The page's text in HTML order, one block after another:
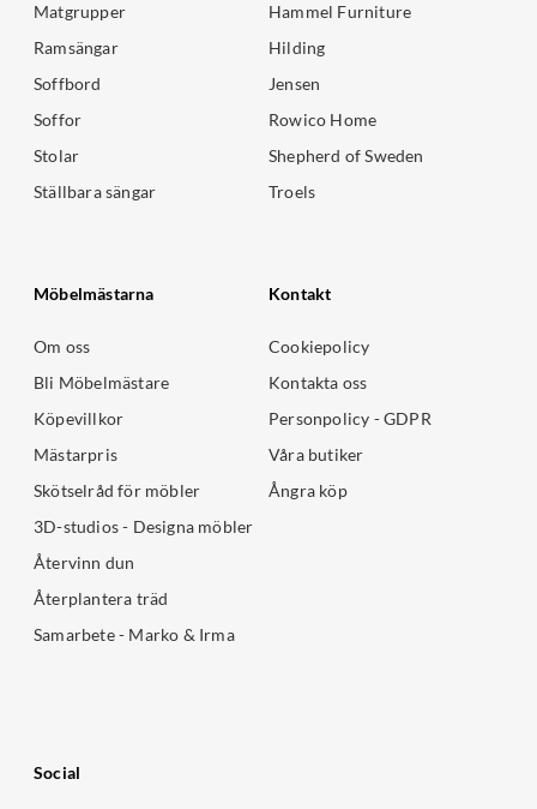
Matgrupper
Ramsängar
Soffbord
Soffor
Stolar
Ställbara sängar
Hammel Furniture
Hilding
Jensen
Rowico Home
Shepherd of Sweden
Troels
Möbelmästarna
Om oss
Bli Möbelmästare
Köpevillkor
Mästarpris
Skötselråd för möbler
3D-studios - Designa möbler
Återvinn dun
Återplantera träd
Samarbete - Marko & Irma
Kontakt
Cookiepolicy
Kontakta oss
Personpolicy - GDPR
Våra butiker
Ångra köp
Social